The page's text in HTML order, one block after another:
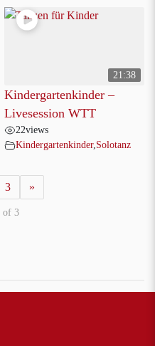
21:38
Kindergartenkinder –
Livesession WTT
22views
Kindergartenkinder,Solotanz
3 »
of 3